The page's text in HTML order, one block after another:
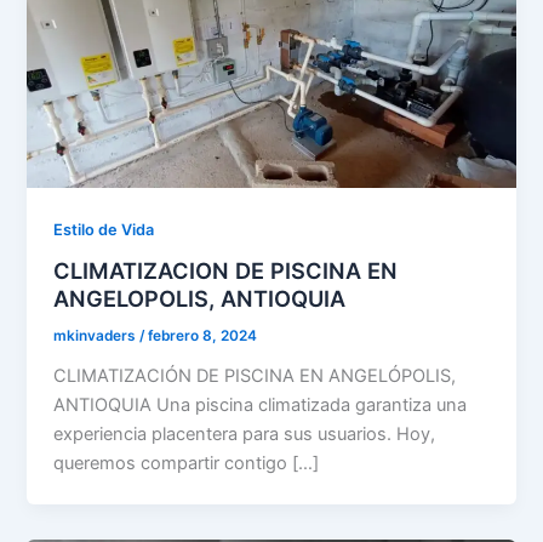
Estilo de Vida
CLIMATIZACION DE PISCINA EN
ANGELOPOLIS, ANTIOQUIA
mkinvaders/febrero 8, 2024
CLIMATIZACIÓN DE PISCINA EN ANGELÓPOLIS,
ANTIOQUIA Una piscina climatizada garantiza una
experiencia placentera para sus usuarios. Hoy,
queremos compartir contigo […]